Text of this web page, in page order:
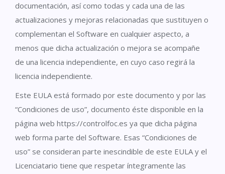
documentación, así como todas y cada una de las
actualizaciones y mejoras relacionadas que sustituyen o
complementan el Software en cualquier aspecto, a
menos que dicha actualización o mejora se acompañe
de una licencia independiente, en cuyo caso regirá la
licencia independiente.
Este EULA está formado por este documento y por las
“Condiciones de uso”, documento éste disponible en la
página web https://controlfoc.es ya que dicha página
web forma parte del Software. Esas “Condiciones de
uso” se consideran parte inescindible de este EULA y el
Licenciatario tiene que respetar íntegramente las